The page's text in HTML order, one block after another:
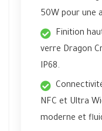
50W pour une
Finition
verre Dragon
IP68.
NFC et Ultra
moderne et